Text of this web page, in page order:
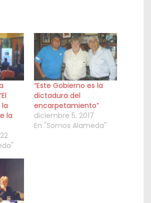
la
“Este Gobierno es la
dictadura del
encarpetamiento”
diciembre 5, 2017
En "Somos Alameda"